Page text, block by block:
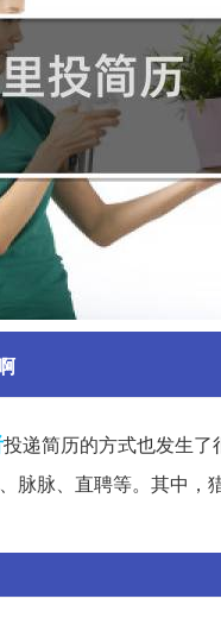
投递简历的方式也发生
脉脉、直聘等。其中